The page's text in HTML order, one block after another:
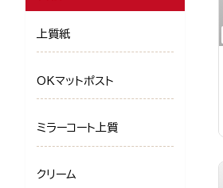
上質紙
OKマットポスト
ミラーコート上質
クリーム